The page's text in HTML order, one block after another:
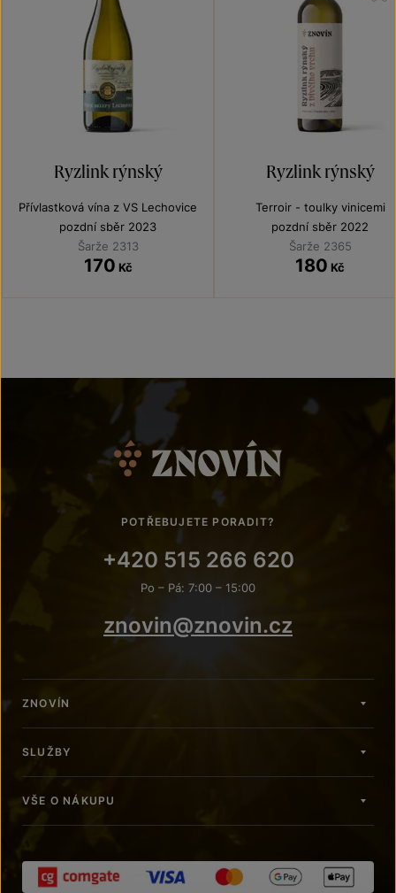
Ryzlink rýnský
Přívlastková vína z VS Lechovice
pozdní sběr 2023
Šarže 2313
170 Kč
Ryzlink rýnský
Terroir - toulky vinicemi
pozdní sběr 2022
Šarže 2365
180 Kč
POTŘEBUJETE PORADIT?
+420 515 266 620
Po – Pá: 7:00 – 15:00
znovin@znovin.cz
ZNOVÍN
SLUŽBY
VŠE O NÁKUPU